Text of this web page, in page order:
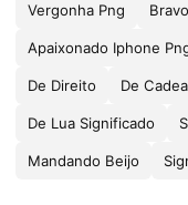
Vergonha Png
Apaixonado Iphone
De Direito De
De Lua Significado
Mandando Beijo